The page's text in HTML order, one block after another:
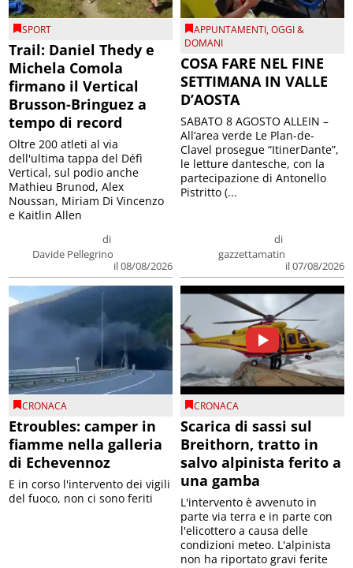
SPORT
Trail: Daniel Thedy e
Michela Comola
firmano il Vertical
Brusson-Bringuez a
tempo di record
di
Davide Pellegrino
il 08/08/2026
Oltre 200 atleti al via
dell'ultima tappa del Défì
Vertical, sul podio anche
Mathieu Brunod, Alex
Noussan, Miriam Di Vincenzo
e Kaitlin Allen
APPUNTAMENTI,OGGI &
DOMANI
COSA FARE NEL FINE
SETTIMANA IN VALLE
D’AOSTA
di
gazzettamatin
il 07/08/2026
SABATO 8 AGOSTO ALLEIN –
All’area verde Le Plan-de-
Clavel prosegue “ItinerDante”,
le letture dantesche, con la
partecipazione di Antonello
Pistritto (...
CRONACA
Etroubles: camper in
fiamme nella galleria
di Echevennoz
E in corso l'intervento dei vigili
del fuoco, non ci sono feriti
CRONACA
Scarica di sassi sul
Breithorn, tratto in
salvo alpinista ferito a
una gamba
L'intervento è avvenuto in
parte via terra e in parte con
l'elicottero a causa delle
condizioni meteo. L'alpinista
non ha riportato gravi ferite